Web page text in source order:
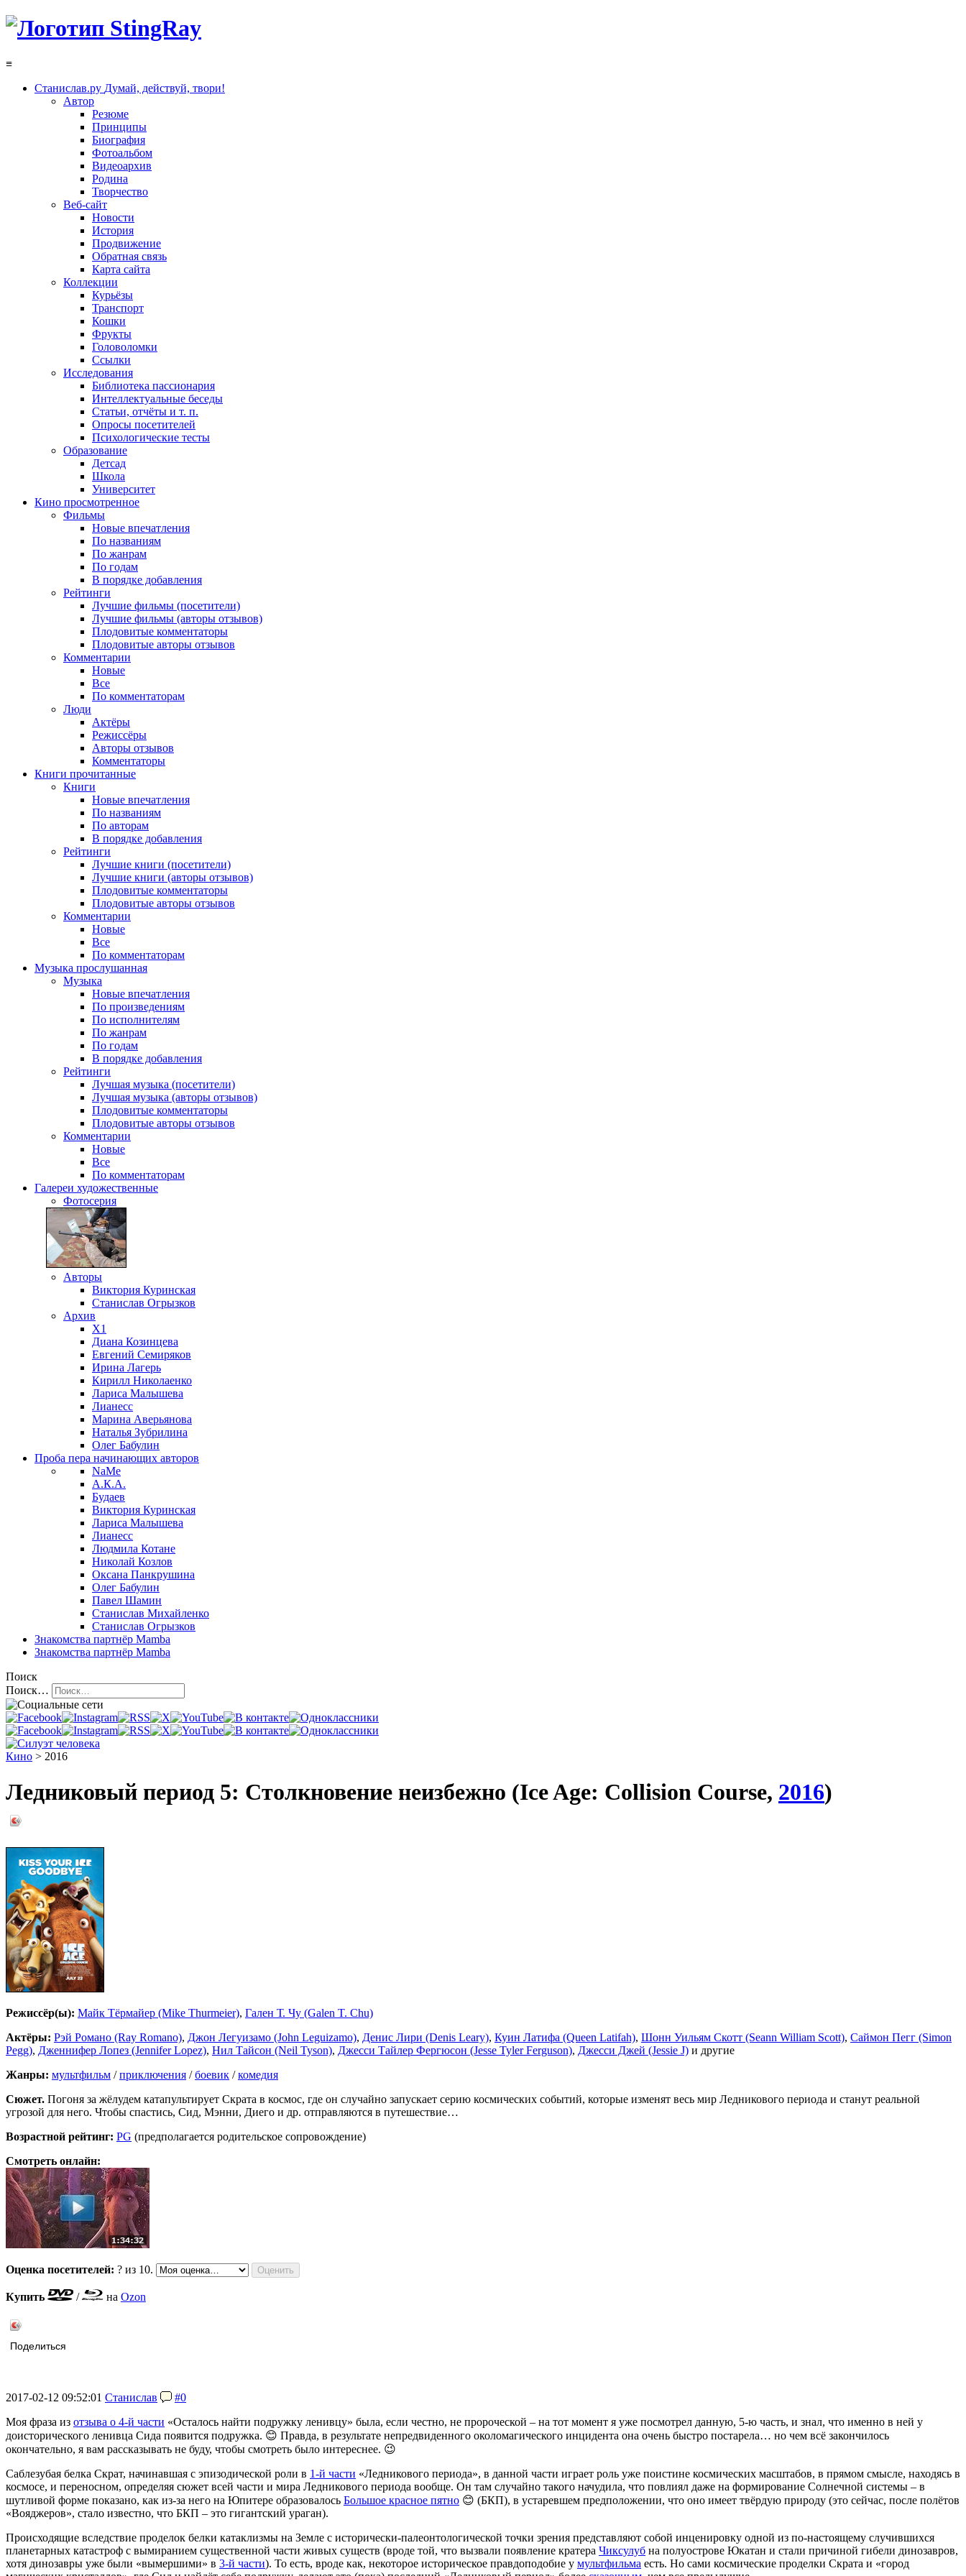
≡
Станислав.ру Думай, действуй, твори!
Автор
Резюме
Принципы
Биография
Фотоальбом
Видеоархив
Родина
Творчество
Веб-сайт
Новости
История
Продвижение
Обратная связь
Карта сайта
Коллекции
Курьёзы
Транспорт
Кошки
Фрукты
Головоломки
Ссылки
Исследования
Библиотека пассионария
Интеллектуальные беседы
Статьи, отчёты и т. п.
Опросы посетителей
Психологические тесты
Образование
Детсад
Школа
Университет
Кино просмотренное
Фильмы
Новые впечатления
По названиям
По жанрам
По годам
В порядке добавления
Рейтинги
Лучшие фильмы (посетители)
Лучшие фильмы (авторы отзывов)
Плодовитые комментаторы
Плодовитые авторы отзывов
Комментарии
Новые
Все
По комментаторам
Люди
Актёры
Режиссёры
Авторы отзывов
Комментаторы
Книги прочитанные
Книги
Новые впечатления
По названиям
По авторам
В порядке добавления
Рейтинги
Лучшие книги (посетители)
Лучшие книги (авторы отзывов)
Плодовитые комментаторы
Плодовитые авторы отзывов
Комментарии
Новые
Все
По комментаторам
Музыка прослушанная
Музыка
Новые впечатления
По произведениям
По исполнителям
По жанрам
По годам
В порядке добавления
Рейтинги
Лучшая музыка (посетители)
Лучшая музыка (авторы отзывов)
Плодовитые комментаторы
Плодовитые авторы отзывов
Комментарии
Новые
Все
По комментаторам
Галереи художественные
Фотосерия
Авторы
Виктория Куринская
Станислав Огрызков
Архив
X1
Диана Козинцева
Евгений Семиряков
Ирина Лагерь
Кирилл Николаенко
Лариса Малышева
Лианесс
Марина Аверьянова
Наталья Зубрилина
Олег Бабулин
Проба пера начинающих авторов
NaMe
А.К.А.
Будаев
Виктория Куринская
Лариса Малышева
Лианесс
Людмила Котане
Николай Козлов
Оксана Панкрушина
Олег Бабулин
Павел Шамин
Станислав Михайленко
Станислав Огрызков
Знакомства партнёр Mamba
Знакомства партнёр Mamba
Поиск
Поиск…
Кино > 2016
Ледниковый период 5: Столкновение неизбежно (Ice Age: Collision Course, 2016)
Режиссёр(ы): Майк Тёрмайер (Mike Thurmeier), Гален Т. Чу (Galen T. Chu)
Актёры: Рэй Романо (Ray Romano), Джон Легуизамо (John Leguizamo), Денис Лири (Denis Leary), Куин Латифа (Queen Latifah), Шонн Уильям Скотт (Seann William Scott), Саймон Пегг (Simon
Pegg), Дженнифер Лопез (Jennifer Lopez), Нил Тайсон (Neil Tyson), Джесси Тайлер Фергюсон (Jesse Tyler Ferguson), Джесси Джей (Jessie J) и другие
Жанры: мультфильм /приключения /боевик /комедия
Сюжет. Погоня за жёлудем катапультирует Скрата в космос, где он случайно запускает серию космических событий, которые изменят весь мир Ледникового периода и станут реальной
угрозой для него. Чтобы спастись, Сид, Мэнни, Диего и др. отправляются в путешествие…
Возрастной рейтинг: PG (предполагается родительское сопровождение)
Смотреть онлайн:
Оценка посетителей: ? из 10.
Купить / на Ozon
Поделиться
2017-02-12 09:52:01 Станислав
#0
Моя фраза из отзыва о 4-й части «Осталось найти подружку ленивцу» была, если честно, не пророческой – на тот момент я уже посмотрел данную, 5-ю часть, и знал, что именно в ней у
доисторического ленивца Сида появится подружка. 😊 Правда, в результате непредвиденного околомагического инцидента она очень быстро постарела… но чем всё закончилось
окончательно, я вам рассказывать не буду, чтобы смотреть было интереснее. 😉
Саблезубая белка Скрат, начинавшая с эпизодической роли в 1-й части «Ледникового периода», в данной части играет роль уже поистине космических масштабов, в прямом смысле, находясь в
космосе, и переносном, определяя сюжет всей части и мира Ледникового периода вообще. Он там случайно такого начудила, что повлиял даже на формирование Солнечной системы – в
шутливой форме показано, как из-за него на Юпитере образовалось Большое красное пятно 😊 (БКП), в устаревшем предположении, что оно имеет твёрдую природу (это сейчас, после полётов
«Вояджеров», стало известно, что БКП – это гигантский ураган).
Происходящие вследствие проделок белки катаклизмы на Земле с исторически-палеонтологической точки зрения представляют собой инценировку одной из по-настоящему случившихся
планетарных катастроф с вымиранием существенной части живых существ (вроде той, что вызвали появление кратера Чиксулуб на полуострове Юкатан и стали причиной гибели динозавров,
хотя динозавры уже были «вымершими» в 3-й части). То есть, вроде как, некоторое историческое правдоподобие у мультфильма есть. Но сами космические проделки Скрата и «город